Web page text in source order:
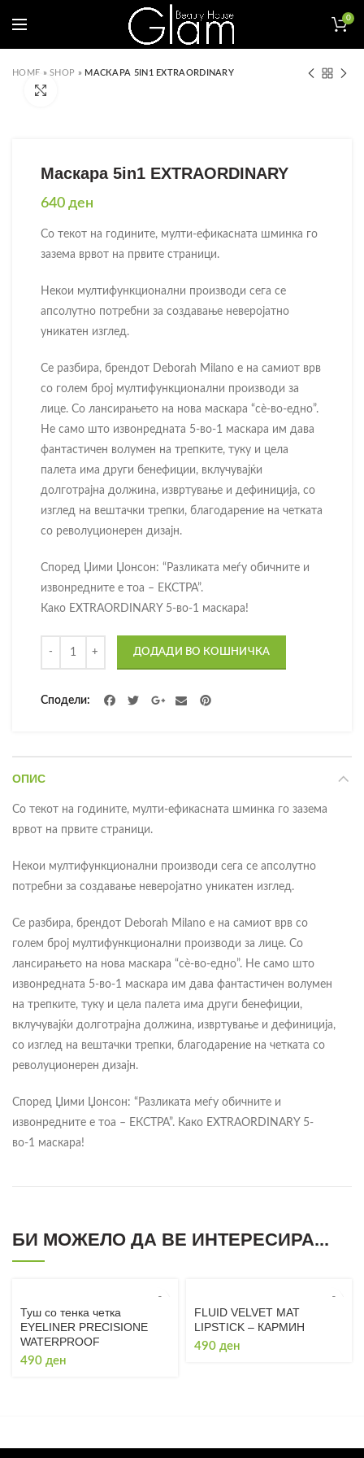
0
HOME »SHOP » МАСКАРА 5IN1 EXTRAORDINARY
Маскара 5in1 EXTRAORDINARY
640 ден
Со текот на годините, мулти-ефикасната шминка го
зазема врвот на првите страници.
Некои мултифункционални производи сега се
апсолутно потребни за создавање неверојатно
уникатен изглед.
Се разбира, брендот Deborah Milano е на самиот врв
со голем број мултифункционални производи за
лице. Со лансирањето на нова маскара “сè-во-едно”.
Не само што извонредната 5-во-1 маскара им дава
фантастичен волумен на трепките, туку и цела
палета има други бенефиции, вклучувајќи
долготрајна должина, извртување и дефиниција, со
изглед на вештачки трепки, благодарение на четката
со револуционерен дизајн.
Според Џими Џонсон: “Разликата меѓу обичните и
извонредните е тоа – ЕКСТРА”.
Како EXTRAORDINARY 5-во-1 маскара!
ДОДАДИ ВО КОШНИЧКА
Сподели
ОПИС
Со текот на годините, мулти-ефикасната шминка го зазема
врвот на првите страници.
Некои мултифункционални производи сега се апсолутно
потребни за создавање неверојатно уникатен изглед.
Се разбира, брендот Deborah Milano е на самиот врв со
голем број мултифункционални производи за лице. Со
лансирањето на нова маскара “сè-во-едно”. Не само што
извонредната 5-во-1 маскара им дава фантастичен волумен
на трепките, туку и цела палета има други бенефиции,
вклучувајќи долготрајна должина, извртување и дефиниција,
со изглед на вештачки трепки, благодарение на четката со
револуционерен дизајн.
Според Џими Џонсон: “Разликата меѓу обичните и
извонредните е тоа – ЕКСТРА”. Како EXTRAORDINARY 5-
во-1 маскара!
БИ МОЖЕЛО ДА ВЕ ИНТЕРЕСИРА...
Туш со тенка четка
EYELINER PRECISIONE
WATERPROOF
490 ден
FLUID VELVET MAT
LIPSTICK – КАРМИН
490 ден